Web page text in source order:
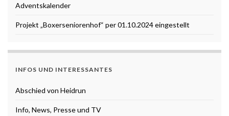
Adventskalender
Projekt „Boxerseniorenhof“ per 01.10.2024 eingestellt
INFOS UND INTERESSANTES
Abschied von Heidrun
Info, News, Presse und TV